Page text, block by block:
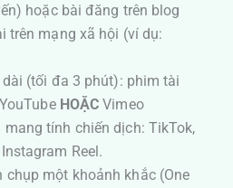
hoặc bài đăng trên blog
trên mạng xã hội (ví dụ:
(tối đa 3 phút): phim tài
HOẶC Vimeo
mang tính chiến dịch: TikTok,
Reel.
chụp một khoảnh khắc (One